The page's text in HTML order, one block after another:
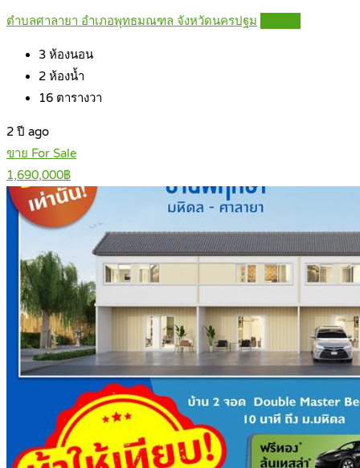
ตำบลศาลายา อำเภอพุทธมณฑล จังหวัดนครปฐม
3 ห้องนอน
2 ห้องน้ำ
16 ตารางวา
2 ปี ago
ขาย For Sale
1,690,000฿